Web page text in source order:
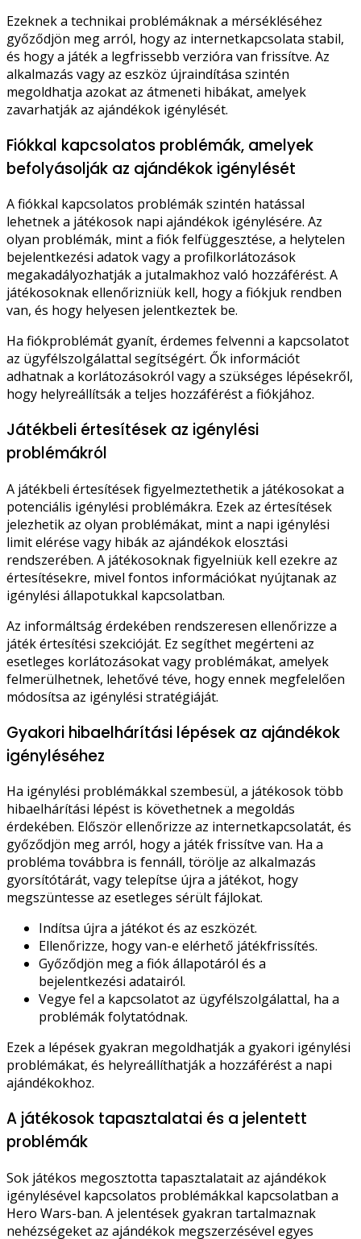
Ezeknek a technikai problémáknak a mérsékléséhez
győződjön meg arról, hogy az internetkapcsolata stabil,
és hogy a játék a legfrissebb verzióra van frissítve. Az
alkalmazás vagy az eszköz újraindítása szintén
megoldhatja azokat az átmeneti hibákat, amelyek
zavarhatják az ajándékok igénylését.
Fiókkal kapcsolatos problémák, amelyek
befolyásolják az ajándékok igénylését
A fiókkal kapcsolatos problémák szintén hatással
lehetnek a játékosok napi ajándékok igénylésére. Az
olyan problémák, mint a fiók felfüggesztése, a helytelen
bejelentkezési adatok vagy a profilkorlátozások
megakadályozhatják a jutalmakhoz való hozzáférést. A
játékosoknak ellenőrizniük kell, hogy a fiókjuk rendben
van, és hogy helyesen jelentkeztek be.
Ha fiókproblémát gyanít, érdemes felvenni a kapcsolatot
az ügyfélszolgálattal segítségért. Ők információt
adhatnak a korlátozásokról vagy a szükséges lépésekről,
hogy helyreállítsák a teljes hozzáférést a fiókjához.
Játékbeli értesítések az igénylési
problémákról
A játékbeli értesítések figyelmeztethetik a játékosokat a
potenciális igénylési problémákra. Ezek az értesítések
jelezhetik az olyan problémákat, mint a napi igénylési
limit elérése vagy hibák az ajándékok elosztási
rendszerében. A játékosoknak figyelniük kell ezekre az
értesítésekre, mivel fontos információkat nyújtanak az
igénylési állapotukkal kapcsolatban.
Az informáltság érdekében rendszeresen ellenőrizze a
játék értesítési szekcióját. Ez segíthet megérteni az
esetleges korlátozásokat vagy problémákat, amelyek
felmerülhetnek, lehetővé téve, hogy ennek megfelelően
módosítsa az igénylési stratégiáját.
Gyakori hibaelhárítási lépések az ajándékok
igényléséhez
Ha igénylési problémákkal szembesül, a játékosok több
hibaelhárítási lépést is követhetnek a megoldás
érdekében. Először ellenőrizze az internetkapcsolatát, és
győződjön meg arról, hogy a játék frissítve van. Ha a
probléma továbbra is fennáll, törölje az alkalmazás
gyorsítótárát, vagy telepítse újra a játékot, hogy
megszüntesse az esetleges sérült fájlokat.
Indítsa újra a játékot és az eszközét.
Ellenőrizze, hogy van-e elérhető játékfrissítés.
Győződjön meg a fiók állapotáról és a
bejelentkezési adatairól.
Vegye fel a kapcsolatot az ügyfélszolgálattal, ha a
problémák folytatódnak.
Ezek a lépések gyakran megoldhatják a gyakori igénylési
problémákat, és helyreállíthatják a hozzáférést a napi
ajándékokhoz.
A játékosok tapasztalatai és a jelentett
problémák
Sok játékos megosztotta tapasztalatait az ajándékok
igénylésével kapcsolatos problémákkal kapcsolatban a
Hero Wars-ban. A jelentések gyakran tartalmaznak
nehézségeket az ajándékok megszerzésével egyes